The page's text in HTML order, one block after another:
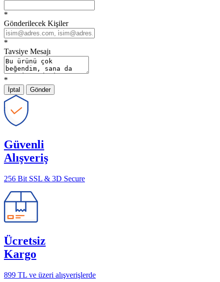
*
Gönderilecek Kişiler
*
Tavsiye Mesajı
*
İptal Gönder
Güvenli
Alışveriş
256 Bit SSL & 3D Secure
Ücretsiz
Kargo
899 TL ve üzeri alışverişlerde